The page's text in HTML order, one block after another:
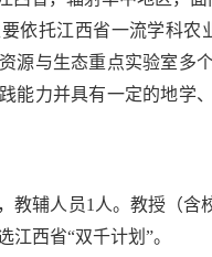
依托江西省一流学科
源与生态重点实验室多
能力并具有一定的地学
教辅人员1人。教授（
江西省“双千计划”。